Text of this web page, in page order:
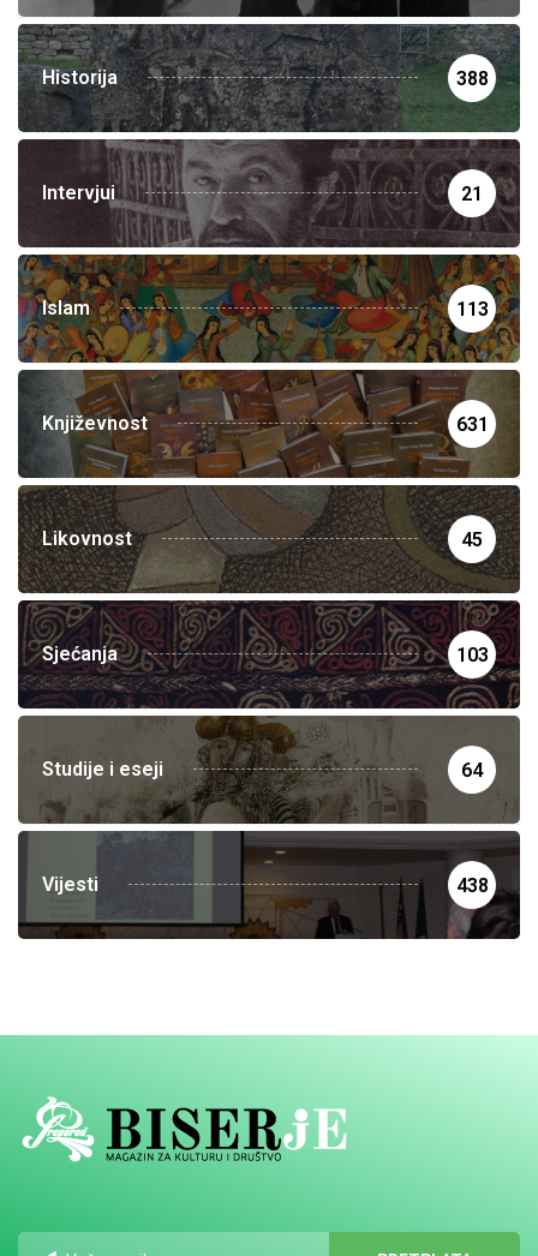
Historija 388
Intervjui 21
Islam 113
Književnost 631
Likovnost 45
Sjećanja 103
Studije i eseji 64
Vijesti 438